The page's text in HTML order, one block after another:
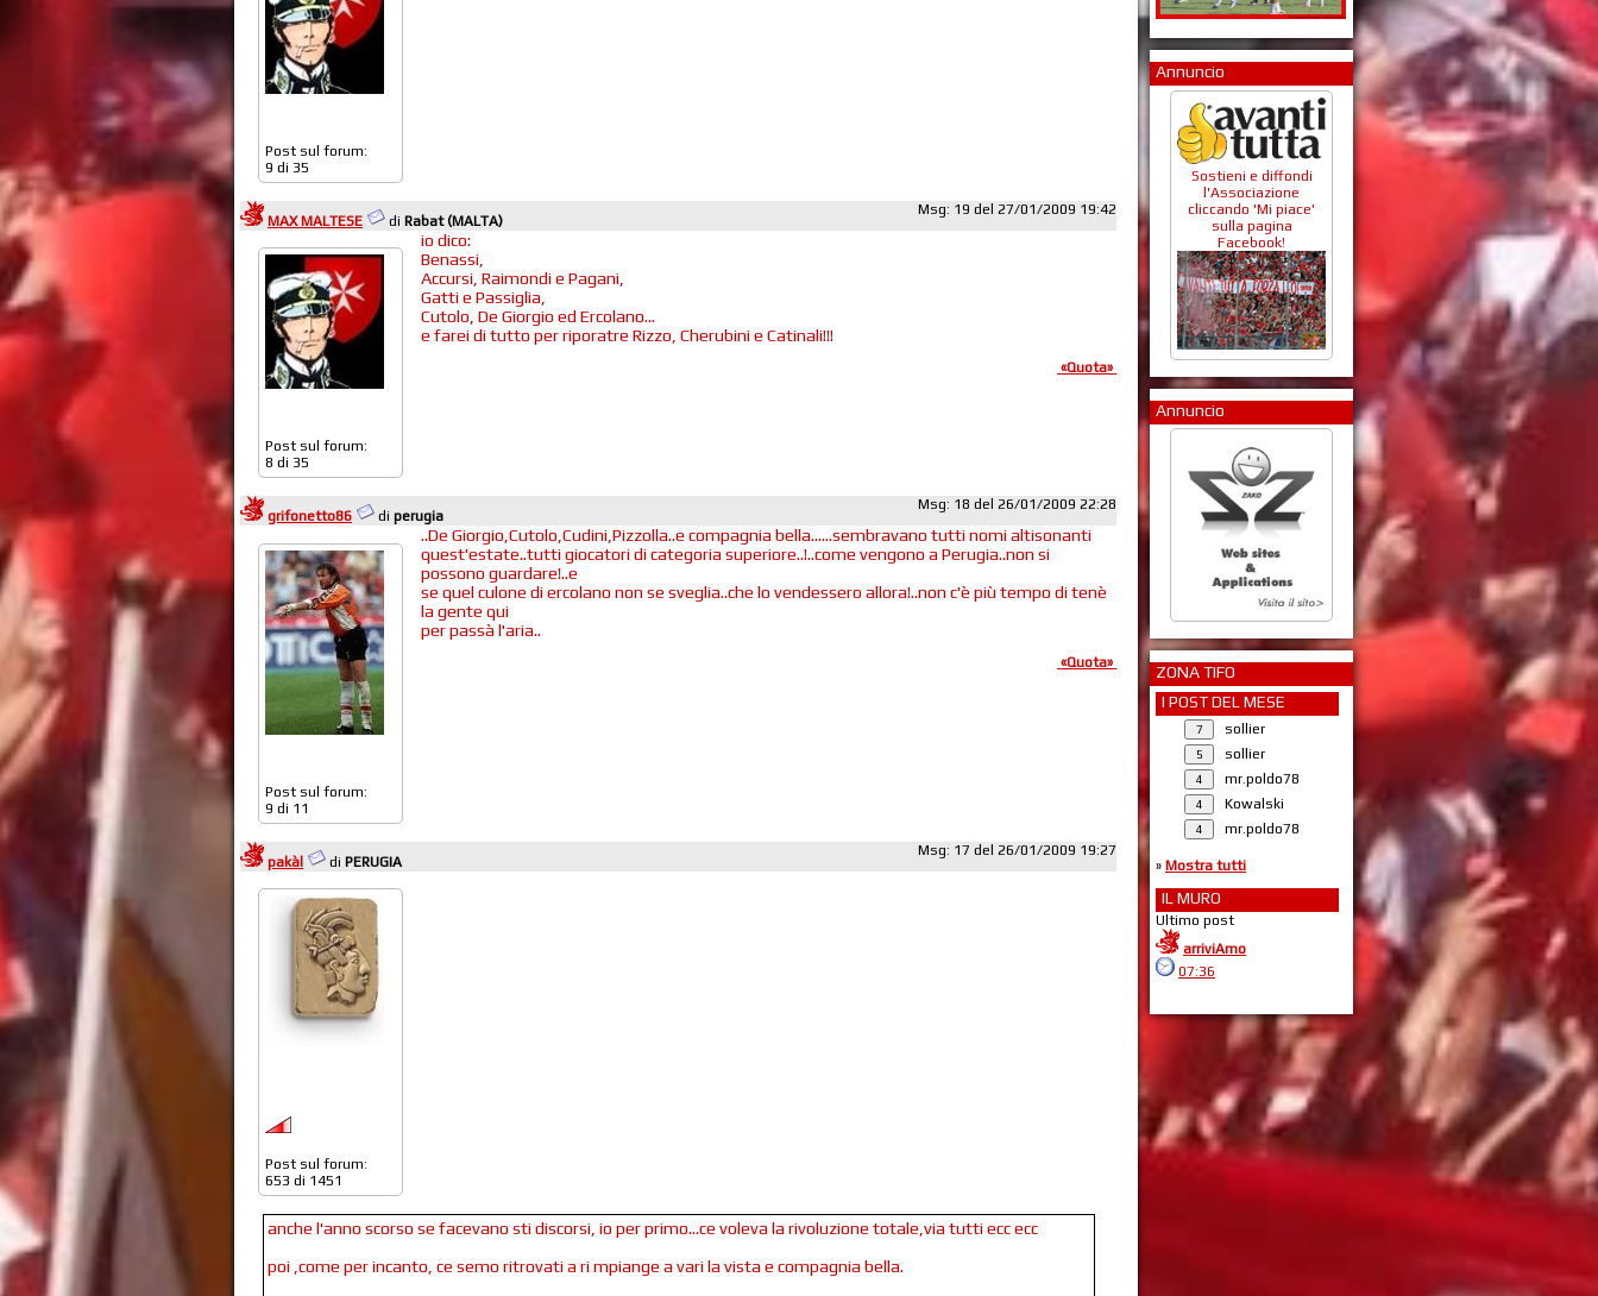
Post sul forum:
9 di 35
MAX MALTESE di Rabat (MALTA)
Msg: 19 del 27/01/2009 19:42
Post sul forum:
8 di 35
io dico:
Benassi,
Accursi, Raimondi e Pagani,
Gatti e Passiglia,
Cutolo, De Giorgio ed Ercolano...
e farei di tutto per riporatre Rizzo, Cherubini e Catinali!!!
«Quota»
grifonetto86 di perugia
Msg: 18 del 26/01/2009 22:28
Post sul forum:
9 di 11
..De Giorgio,Cutolo,Cudini,Pizzolla..e compagnia bella......sembravano tutti nomi altisonanti
quest'estate..tutti giocatori di categoria superiore..!..come vengono a Perugia..non si
possono guardare!..e
se quel culone di ercolano non se sveglia..che lo vendessero allora!..non c'è più tempo di tenè
la gente qui
per passà l'aria..
«Quota»
pakàl di PERUGIA
Msg: 17 del 26/01/2009 19:27
Post sul forum:
653 di 1451
anche l'anno scorso se facevano sti discorsi, io per primo...ce voleva la rivoluzione totale,via tutti ecc ecc
poi ,come per incanto, ce semo ritrovati a ri mpiange a vari la vista e compagnia bella.
Annuncio
Sostieni e diffondi
l'Associazione
cliccando 'Mi piace'
sulla pagina
Facebook!
Annuncio
ZONA TIFO
I POST DEL MESE
sollier
sollier
mr.poldo78
Kowalski
mr.poldo78
» Mostra tutti
IL MURO
Ultimo post
arriviAmo
07:36